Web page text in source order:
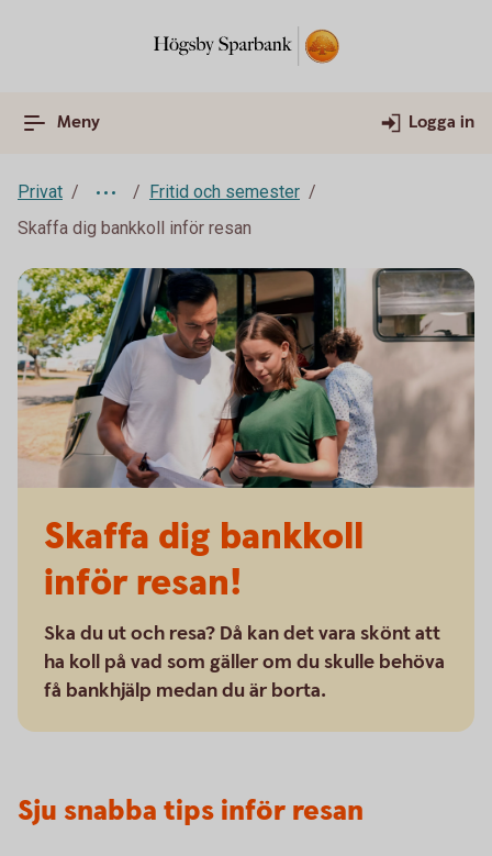
Meny Logga in
Privat
Fritid och semester
Skaffa dig bankkoll inför resan
Skaffa dig bankkoll
inför resan!
Ska du ut och resa? Då kan det vara skönt att
ha koll på vad som gäller om du skulle behöva
få bankhjälp medan du är borta.
Sju snabba tips inför resan